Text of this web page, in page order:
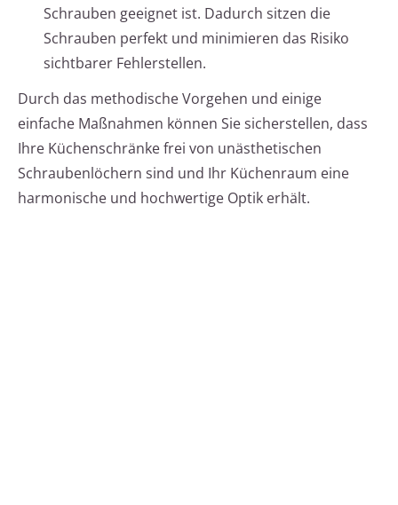
Schrauben geeignet ist. Dadurch sitzen die
Schrauben perfekt und minimieren das Risiko
sichtbarer Fehlerstellen.
Durch das methodische Vorgehen und einige
einfache Maßnahmen können Sie sicherstellen, dass
Ihre Küchenschränke frei von unästhetischen
Schraubenlöchern sind und Ihr Küchenraum eine
harmonische und hochwertige Optik erhält.